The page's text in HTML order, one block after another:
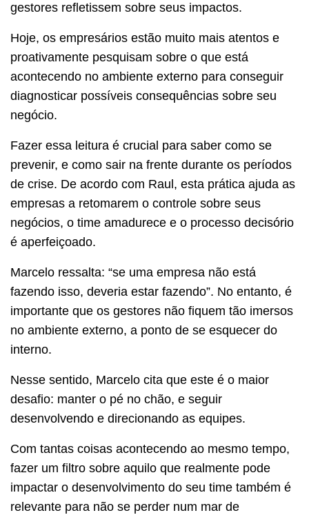
gestores refletissem sobre seus impactos.
Hoje, os empresários estão muito mais atentos e
proativamente pesquisam sobre o que está
acontecendo no ambiente externo para conseguir
diagnosticar possíveis consequências sobre seu
negócio.
Fazer essa leitura é crucial para saber como se
prevenir, e como sair na frente durante os períodos
de crise. De acordo com Raul, esta prática ajuda as
empresas a retomarem o controle sobre seus
negócios, o time amadurece e o processo decisório
é aperfeiçoado.
Marcelo ressalta: “se uma empresa não está
fazendo isso, deveria estar fazendo”. No entanto, é
importante que os gestores não fiquem tão imersos
no ambiente externo, a ponto de se esquecer do
interno.
Nesse sentido, Marcelo cita que este é o maior
desafio: manter o pé no chão, e seguir
desenvolvendo e direcionando as equipes.
Com tantas coisas acontecendo ao mesmo tempo,
fazer um filtro sobre aquilo que realmente pode
impactar o desenvolvimento do seu time também é
relevante para não se perder num mar de